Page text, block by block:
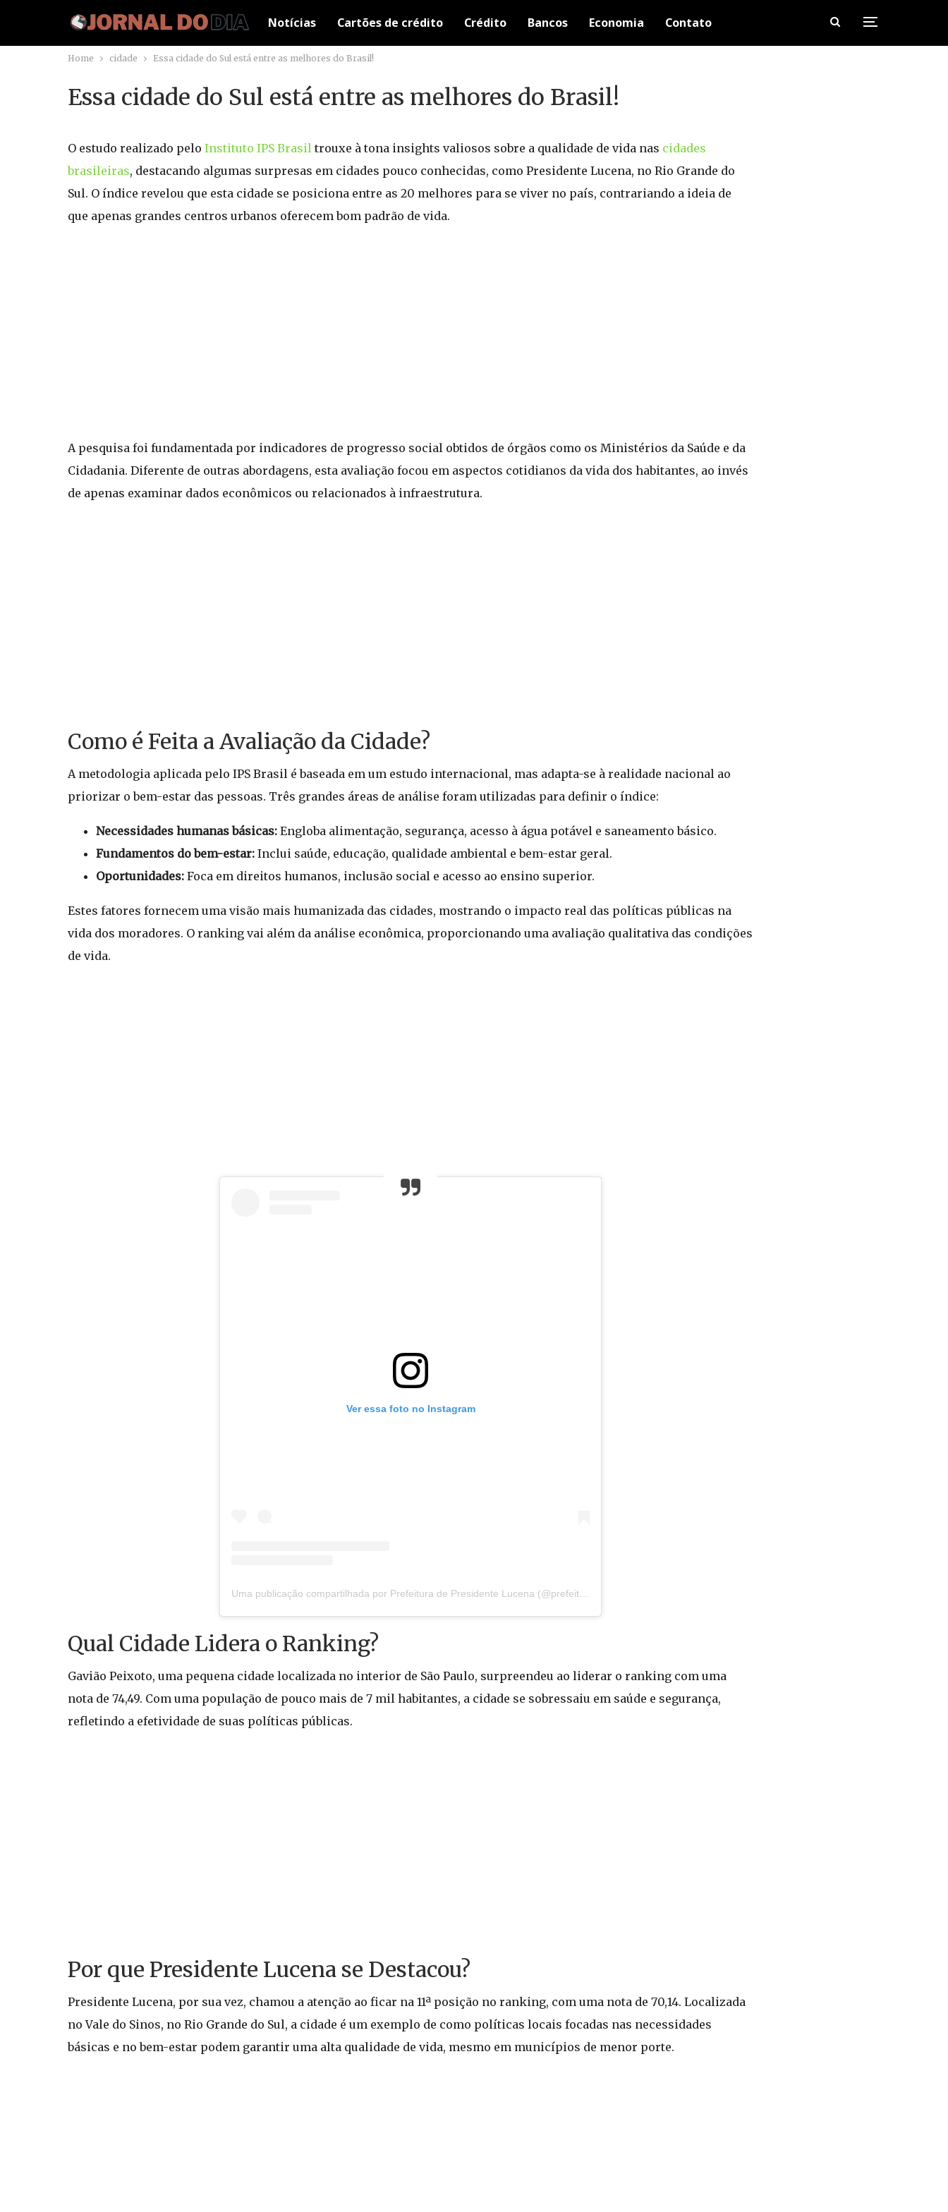
Notícias Cartões de crédito Crédito Bancos Economia Contato
Home cidade Essa cidade do Sul está entre as melhores do Brasil!
Essa cidade do Sul está entre as melhores do Brasil!
O estudo realizado pelo Instituto IPS Brasil trouxe à tona insights valiosos sobre a qualidade de vida nas cidades
brasileiras, destacando algumas surpresas em cidades pouco conhecidas, como Presidente Lucena, no Rio Grande do
Sul. O índice revelou que esta cidade se posiciona entre as 20 melhores para se viver no país, contrariando a ideia de
que apenas grandes centros urbanos oferecem bom padrão de vida.
A pesquisa foi fundamentada por indicadores de progresso social obtidos de órgãos como os Ministérios da Saúde e da
Cidadania. Diferente de outras abordagens, esta avaliação focou em aspectos cotidianos da vida dos habitantes, ao invés
de apenas examinar dados econômicos ou relacionados à infraestrutura.
Como é Feita a Avaliação da Cidade?
A metodologia aplicada pelo IPS Brasil é baseada em um estudo internacional, mas adapta-se à realidade nacional ao
priorizar o bem-estar das pessoas. Três grandes áreas de análise foram utilizadas para definir o índice:
Necessidades humanas básicas: Engloba alimentação, segurança, acesso à água potável e saneamento básico.
Fundamentos do bem-estar: Inclui saúde, educação, qualidade ambiental e bem-estar geral.
Oportunidades: Foca em direitos humanos, inclusão social e acesso ao ensino superior.
Estes fatores fornecem uma visão mais humanizada das cidades, mostrando o impacto real das políticas públicas na
vida dos moradores. O ranking vai além da análise econômica, proporcionando uma avaliação qualitativa das condições
de vida.
Ver essa foto no Instagram
Qual Cidade Lidera o Ranking?
Gavião Peixoto, uma pequena cidade localizada no interior de São Paulo, surpreendeu ao liderar o ranking com uma
nota de 74,49. Com uma população de pouco mais de 7 mil habitantes, a cidade se sobressaiu em saúde e segurança,
refletindo a efetividade de suas políticas públicas.
Por que Presidente Lucena se Destacou?
Presidente Lucena, por sua vez, chamou a atenção ao ficar na 11ª posição no ranking, com uma nota de 70,14. Localizada
no Vale do Sinos, no Rio Grande do Sul, a cidade é um exemplo de como políticas locais focadas nas necessidades
básicas e no bem-estar podem garantir uma alta qualidade de vida, mesmo em municípios de menor porte.